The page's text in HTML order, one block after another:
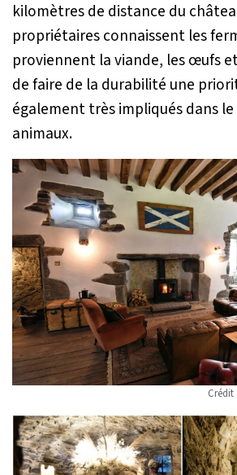
kilomètres de distance du
propriétaires connaissent les
proviennent la viande, les œufs
de faire de la durabilité une
également très impliqués dans
animaux.
Crédit